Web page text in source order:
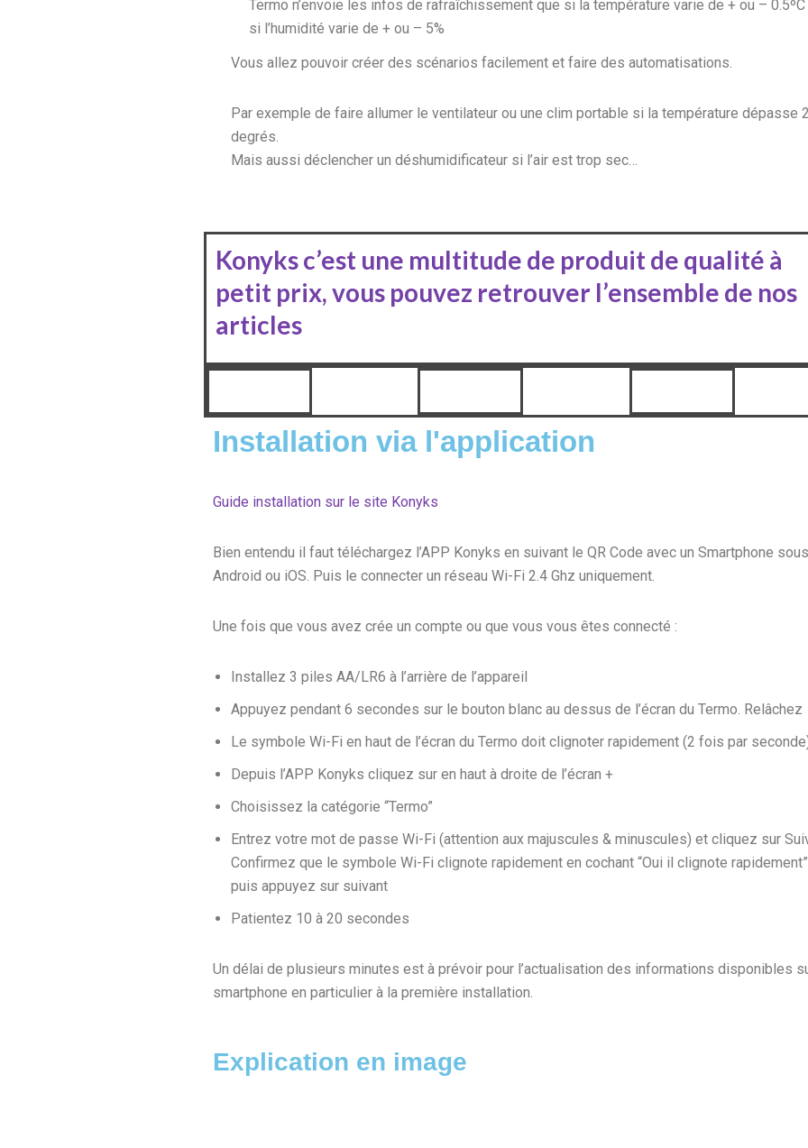
Termo n’envoie les infos de rafraîchissement que si la température varie de + ou –
si l’humidité varie de + ou – 5%
Vous allez pouvoir créer des scénarios facilement et faire des automatisations.
Par exemple de faire allumer le ventilateur ou une clim portable si la température dépasse
degrés.
Mais aussi déclencher un déshumidificateur si l’air est trop sec…
Konyks c’est une multitude de produit de qualité à
petit prix, vous pouvez retrouver l’ensemble de nos
articles
Installation via l'application
Guide installation sur le site Konyks
Bien entendu il faut téléchargez l’APP Konyks en suivant le QR Code avec un Smartphone sous
Android ou iOS. Puis le connecter un réseau Wi-Fi 2.4 Ghz uniquement.
Une fois que vous avez crée un compte ou que vous vous êtes connecté :
Installez 3 piles AA/LR6 à l’arrière de l’appareil
Appuyez pendant 6 secondes sur le bouton blanc au dessus de l’écran du Termo. Relâchez
Le symbole Wi-Fi en haut de l’écran du Termo doit clignoter rapidement (2 fois par
Depuis l’APP Konyks cliquez sur en haut à droite de l’écran +
Choisissez la catégorie “Termo”
Entrez votre mot de passe Wi-Fi (attention aux majuscules & minuscules) et cliquez sur
Confirmez que le symbole Wi-Fi clignote rapidement en cochant “Oui il clignote rapidement”
puis appuyez sur suivant
Patientez 10 à 20 secondes
Un délai de plusieurs minutes est à prévoir pour l’actualisation des informations disponibles
smartphone en particulier à la première installation.
Explication en image